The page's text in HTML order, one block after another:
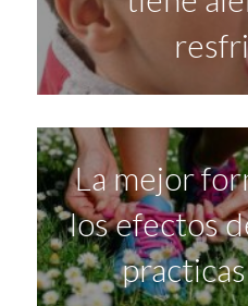
La mejor
los efectos